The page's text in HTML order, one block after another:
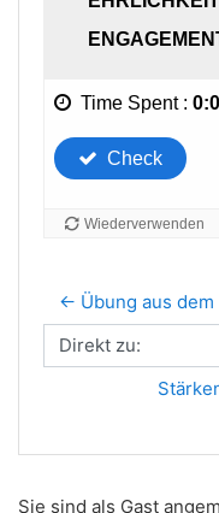
← Übung aus dem
Direkt zu:
Sie sind als Gast